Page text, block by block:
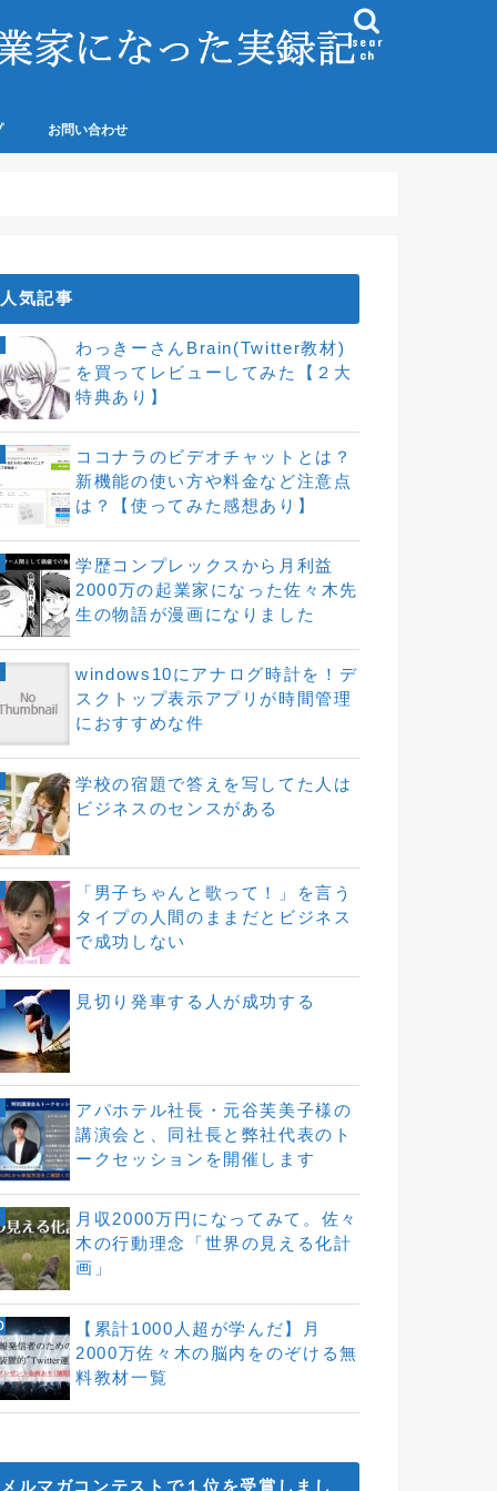
sear
ch
お問い合わせ
人気記事
わっきーさんBrain(Twitter教材)
を買ってレビューしてみた【２大
特典あり】
ココナラのビデオチャットとは？
新機能の使い方や料金など注意点
は？【使ってみた感想あり】
学歴コンプレックスから月利益
2000万の起業家になった佐々木先
生の物語が漫画になりました
windows10にアナログ時計を！デ
スクトップ表示アプリが時間管理
におすすめな件
学校の宿題で答えを写してた人は
ビジネスのセンスがある
「男子ちゃんと歌って！」を言う
タイプの人間のままだとビジネス
で成功しない
見切り発車する人が成功する
アパホテル社長・元谷芙美子様の
講演会と、同社長と弊社代表のト
ークセッションを開催します
月収2000万円になってみて。佐々
木の行動理念「世界の見える化計
画」
【累計1000人超が学んだ】月
2000万佐々木の脳内をのぞける無
料教材一覧
メルマガコンテストで１位を受賞しまし